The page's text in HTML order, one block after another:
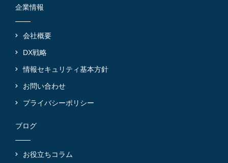
企業情報
会社概要
DX戦略
情報セキュリティ基本方針
お問い合わせ
プライバシーポリシー
ブログ
お役立ちコラム